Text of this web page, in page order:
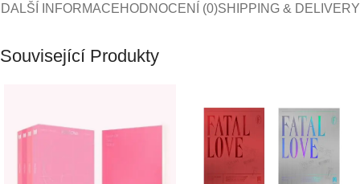
DALŠÍ INFORMACEHODNOCENÍ (0)SHIPPING & DELIVERY
Související Produkty